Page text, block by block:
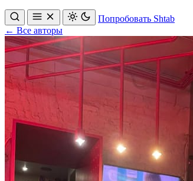
Попробовать Shtab
← Все авторы